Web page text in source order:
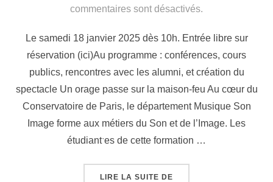
le
commentaires sont désactivés.
Le samedi 18 janvier 2025 dès 10h. Entrée libre sur
réservation (ici)Au programme : conférences, cours
publics, rencontres avec les alumni, et création du
spectacle Un orage passe sur la maison-feu Au cœur du
Conservatoire de Paris, le département Musique Son
Image forme aux métiers du Son et de l’Image. Les
étudiantˑes de cette formation …
LIRE LA SUITE DE